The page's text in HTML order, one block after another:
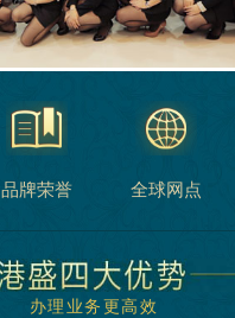
品牌荣誉 全球网点
办理业务更高效